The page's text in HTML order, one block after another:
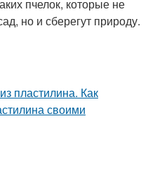
пчелок, которые не
но и сберегут природу.